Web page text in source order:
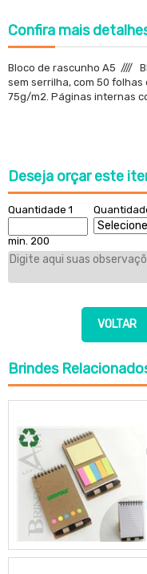
Confira mais
Bloco de rascunho A5 ////
sem serrilha, com 50
75g/m2. Páginas internas
Deseja orçar este
Quantidade 1
min. 200
VOLTAR
Brindes